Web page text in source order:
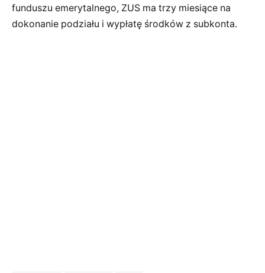
funduszu emerytalnego, ZUS ma trzy miesiące na
dokonanie podziału i wypłatę środków z subkonta.